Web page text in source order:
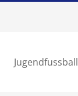
Jugendfussball